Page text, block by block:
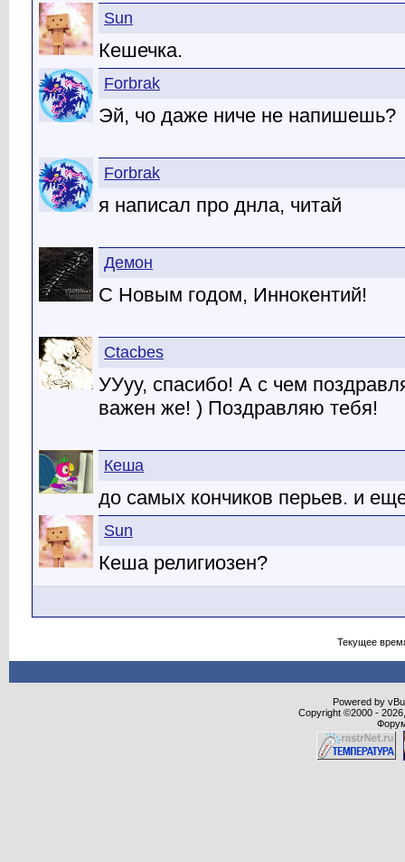
Sun
Кешечка.
Forbrak
Эй, чо даже ниче не напишешь?
Forbrak
я написал про днла, читай
Демон
С Новым годом, Иннокентий!
Ctacbes
УУуу, спасибо! А с чем
важен же! ) Поздравляю тебя!
Кеша
до самых кончиков перьев. и
Sun
Кеша религиозен?
Текущее
Powered by
Copyright ©2000 -